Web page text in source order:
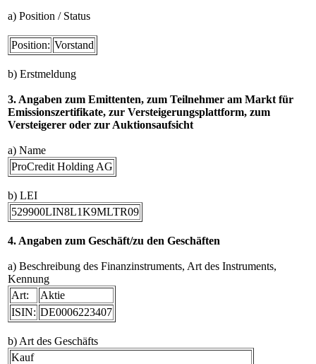
a) Position / Status
Position: Vorstand
b) Erstmeldung
3. Angaben zum Emittenten, zum Teilnehmer am Markt für
Emissionszertifikate, zur Versteigerungsplattform, zum
Versteigerer oder zur Auktionsaufsicht
a) Name
ProCredit Holding AG
b) LEI
529900LIN8L1K9MLTR09
4. Angaben zum Geschäft/zu den Geschäften
a) Beschreibung des Finanzinstruments, Art des Instruments,
Kennung
Art:
Aktie
ISIN: DE0006223407
b) Art des Geschäfts
Kauf